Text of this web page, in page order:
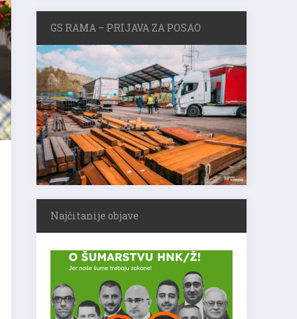
GS RAMA – PRIJAVA ZA POSAO
Najčitanije objave